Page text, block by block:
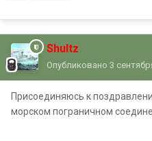
Shultz
Опубликовано 3
Присоединяюсь к
морском пограничном